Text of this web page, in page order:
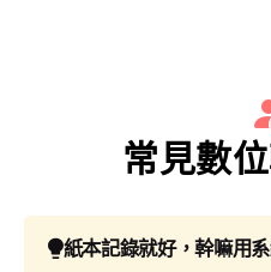
常見數
紙本記錄就好，幹嘛用